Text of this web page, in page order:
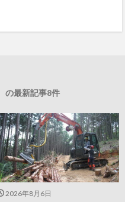
の最新記事8件
2026年8月6日